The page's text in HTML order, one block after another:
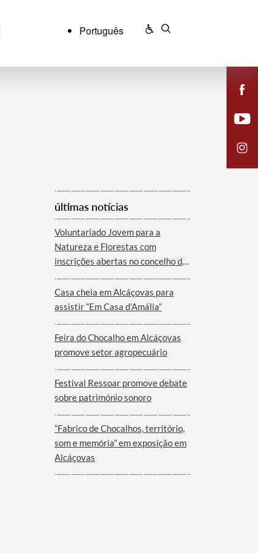
Português
últimas notícias
Voluntariado Jovem para a
Natureza e Florestas com
inscrições abertas no concelho de
Casa cheia em Alcáçovas para
assistir “Em Casa d’Amália”
Feira do Chocalho em Alcáçovas
promove setor agropecuário
Festival Ressoar promove debate
sobre património sonoro
“Fabrico de Chocalhos, território,
som e memória” em exposição em
Alcáçovas